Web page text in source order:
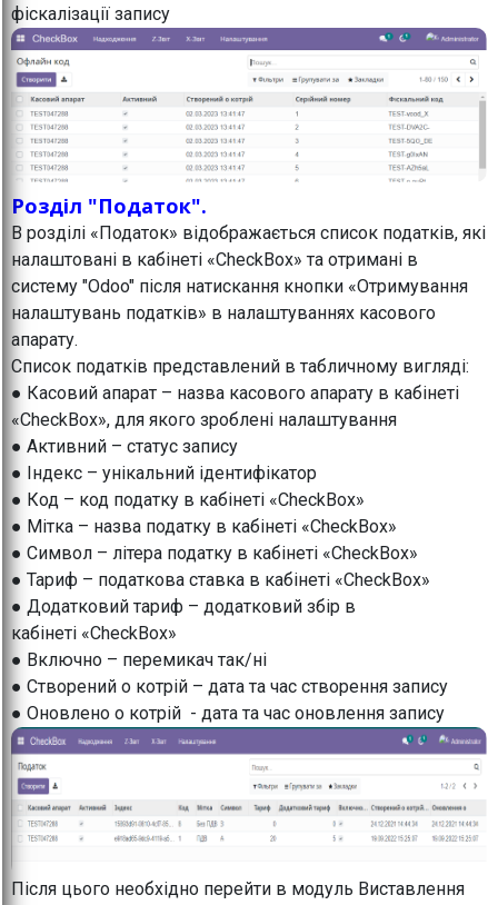
фіскалізації запису
Розділ "Податок".
В розділі «Податок» відображається список податків, які
налаштовані в кабінеті «CheckBox» та отримані в
систему "Odoo" після натискання кнопки «Отримування
налаштувань податків» в налаштуваннях касового
апарату.
Список податків представлений в табличному вигляді:
● Касовий апарат – назва касового апарату в кабінеті
«CheckBox», для якого зроблені налаштування
● Активний – статус запису
● Індекс – унікальний ідентифікатор
● Код – код податку в кабінеті «CheckBox»
● Мітка – назва податку в кабінеті «CheckBox»
● Символ – літера податку в кабінеті «CheckBox»
● Тариф – податкова ставка в кабінеті «CheckBox»
● Додатковий тариф – додатковий збір в
кабінеті «CheckBox»
● Включно – перемикач так/ні
● Створений о котрій – дата та час створення запису
● Оновлено о котрій - дата та час оновлення запису
Після цього необхідно перейти в модуль Виставлення